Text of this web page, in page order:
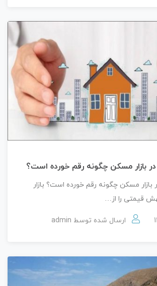
بازار مسکن چگونه رقم خورده است؟
بازار مسکن چگونه رقم خورده است؟ بازار
ارسال شده توسط admin